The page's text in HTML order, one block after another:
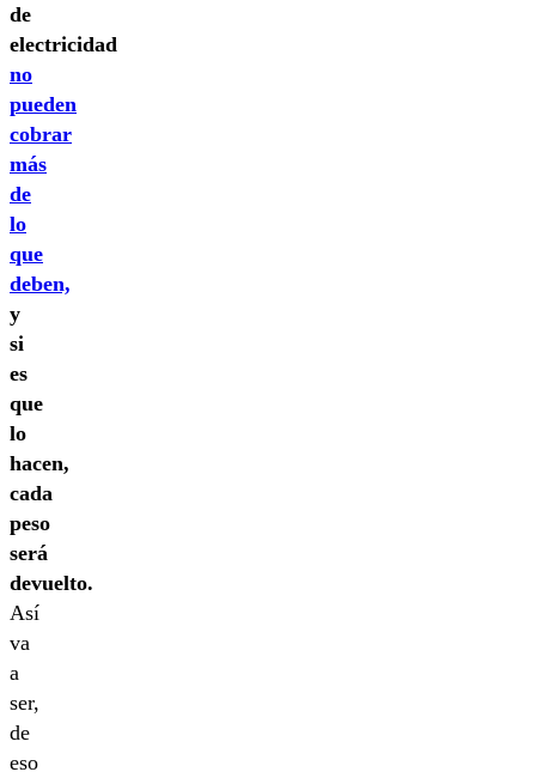
de
electricidad
no
pueden
cobrar
más
de
lo
que
deben,
y
si
es
que
lo
hacen,
cada
peso
será
devuelto.
Así
va
a
ser,
de
eso